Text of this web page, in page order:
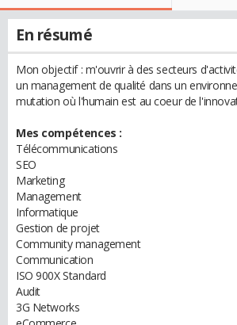
En résumé
Mon objectif : m'ouvrir à des secteurs
un management de qualité dans un
mutation où l'humain est au coeur de
Mes compétences :
Télécommunications
SEO
Marketing
Management
Informatique
Gestion de projet
Community management
Communication
ISO 900X Standard
Audit
3G Networks